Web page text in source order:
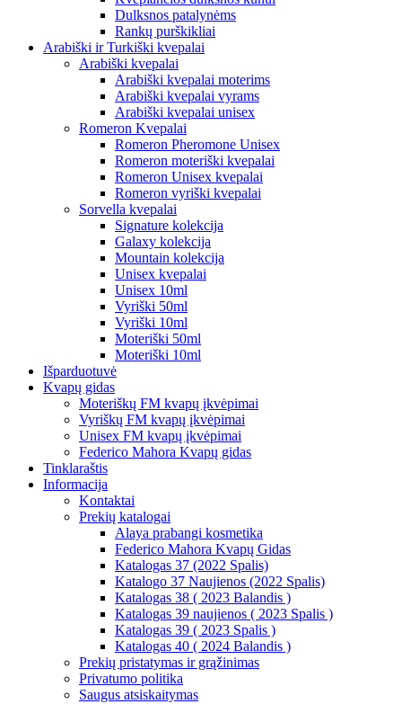
Dulksnos patalynėms
Rankų purškikliai
Arabiški ir Turkiški kvepalai
Arabiški kvepalai
Arabiški kvepalai moterims
Arabiški kvepalai vyrams
Arabiški kvepalai unisex
Romeron Kvepalai
Romeron Pheromone Unisex
Romeron moteriški kvepalai
Romeron Unisex kvepalai
Romeron vyriški kvepalai
Sorvella kvepalai
Signature kolekcija
Galaxy kolekcija
Mountain kolekcija
Unisex kvepalai
Unisex 10ml
Vyriški 50ml
Vyriški 10ml
Moteriški 50ml
Moteriški 10ml
Išparduotuvė
Kvapų gidas
Moteriškų FM kvapų įkvėpimai
Vyriškų FM kvapų įkvėpimai
Unisex FM kvapų įkvėpimai
Federico Mahora Kvapų gidas
Tinklaraštis
Informacija
Kontaktai
Prekių katalogai
Alaya prabangi kosmetika
Federico Mahora Kvapų Gidas
Katalogas 37 (2022 Spalis)
Katalogo 37 Naujienos (2022 Spalis)
Katalogas 38 ( 2023 Balandis )
Katalogas 39 naujienos ( 2023 Spalis )
Katalogas 39 ( 2023 Spalis )
Katalogas 40 ( 2024 Balandis )
Prekių pristatymas ir grąžinimas
Privatumo politika
Saugus atsiskaitymas